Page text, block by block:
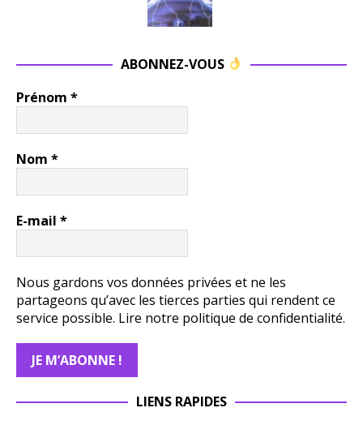
ABONNEZ-VOUS
Prénom *
Nom *
E-mail *
Nous gardons vos données privées et ne les
partageons qu’avec les tierces parties qui rendent ce
service possible. Lire notre politique de confidentialité.
LIENS RAPIDES